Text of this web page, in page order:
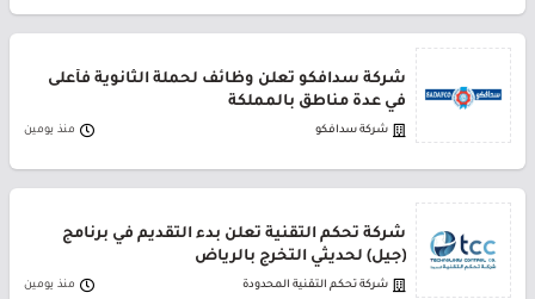
شركة سدافكو تعلن وظائف لحملة الثانوية فأعلى
في عدة مناطق بالمملكة
شركة سدافكو منذ يومين
شركة تحكم التقنية تعلن بدء التقديم في برنامج
(جيل) لحديثي التخرج بالرياض
شركة تحكم التقنية المحدودة منذ يومين